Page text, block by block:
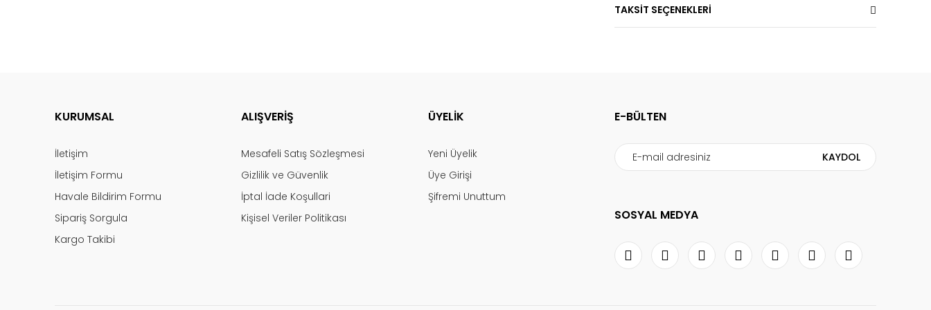
TAKSİT SEÇENEKLERİ
KURUMSAL
İletişim
İletişim Formu
Havale Bildirim Formu
Sipariş Sorgula
Kargo Takibi
ALIŞVERİŞ
Mesafeli Satış Sözleşmesi
Gizlilik ve Güvenlik
İptal İade Koşullari
Kişisel Veriler Politikası
ÜYELİK
Yeni Üyelik
Üye Girişi
Şifremi Unuttum
E-BÜLTEN
KAYDOL
SOSYAL MEDYA